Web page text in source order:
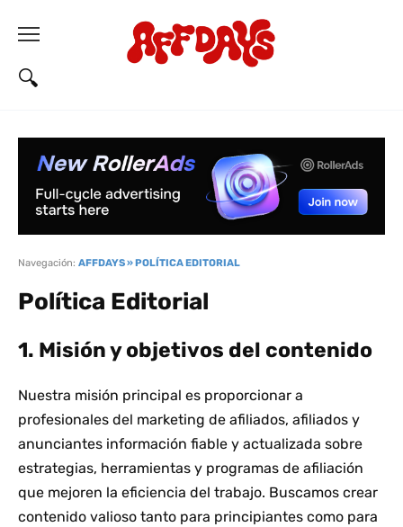
Navegación: AFFDAYS» POLÍTICA EDITORIAL
Política Editorial
1. Misión y objetivos del contenido
Nuestra misión principal es proporcionar a
profesionales del marketing de afiliados, afiliados y
anunciantes información fiable y actualizada sobre
estrategias, herramientas y programas de afiliación
que mejoren la eficiencia del trabajo. Buscamos crear
contenido valioso tanto para principiantes como para